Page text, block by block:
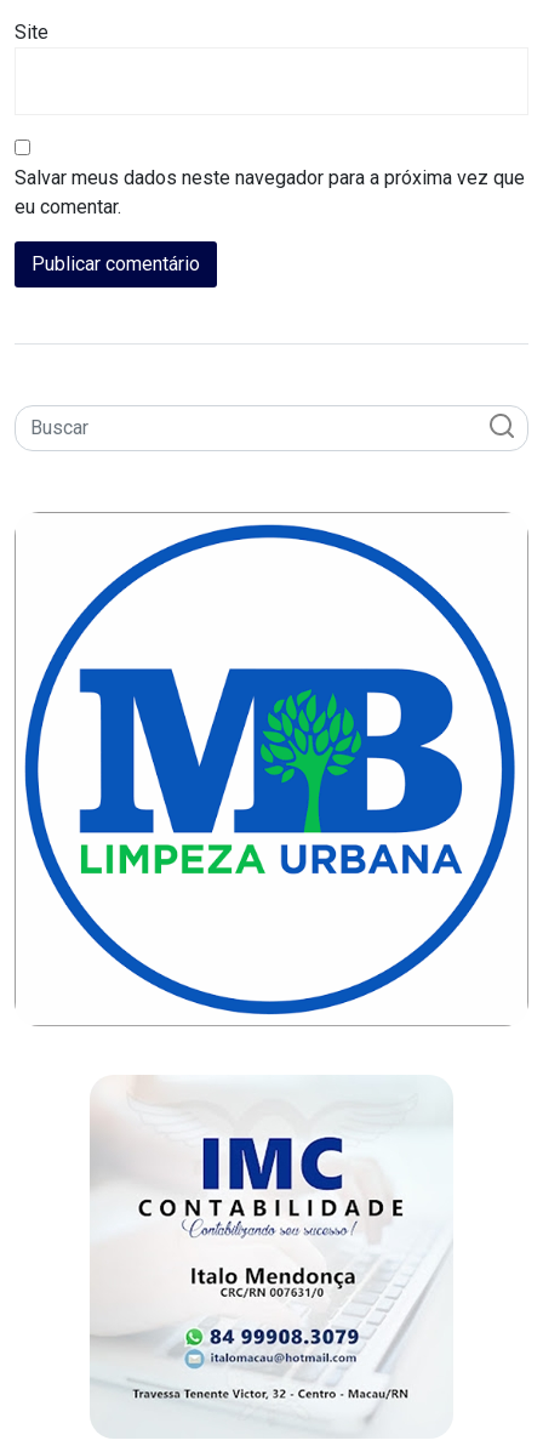
COMPETIÇÃO
COMPROMISSO
SAÚDE
MUNDO
CORO
DE
CORRIDA
ROSA
CULTURA
DEMISSÕES
DESCASO
DESENVOLVIMENTO
ECONÔMICO
DESENVOLVIMENTO
Site
Salvar meus dados neste navegador para a próxima vez que
eu comentar.